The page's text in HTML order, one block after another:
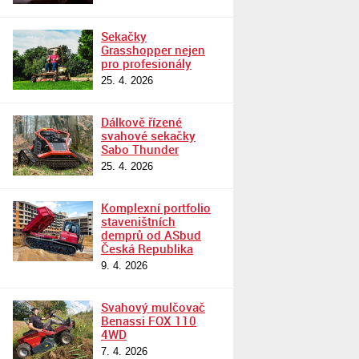
Sekačky
Grasshopper nejen
pro profesionály
25. 4. 2026
Dálkově řízené
svahové sekačky
Sabo Thunder
25. 4. 2026
Komplexní portfolio
staveništních
demprů od ASbud
Česká Republika
9. 4. 2026
Svahový mulčovač
Benassi FOX 110
4WD
7. 4. 2026